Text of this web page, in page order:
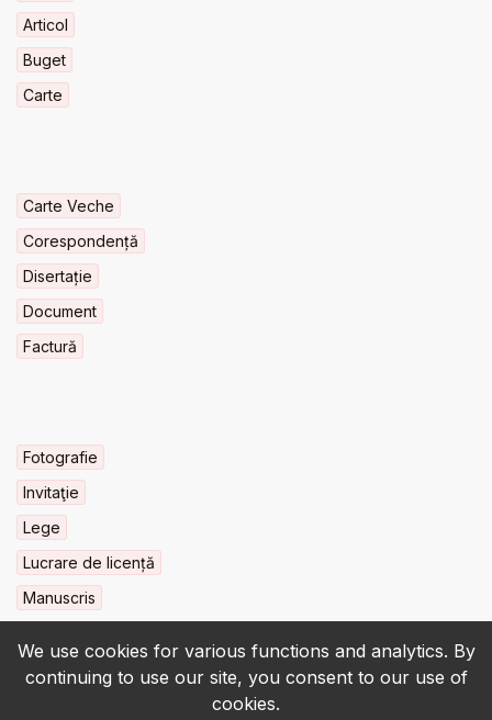
We use cookies for various functions and analytics. By
continuing to use our site, you consent to our use of
cookies.
Articol
Buget
Carte
Carte Veche
Corespondență
Disertație
Document
Factură
Fotografie
Invitaţie
Lege
Lucrare de licență
Manuscris